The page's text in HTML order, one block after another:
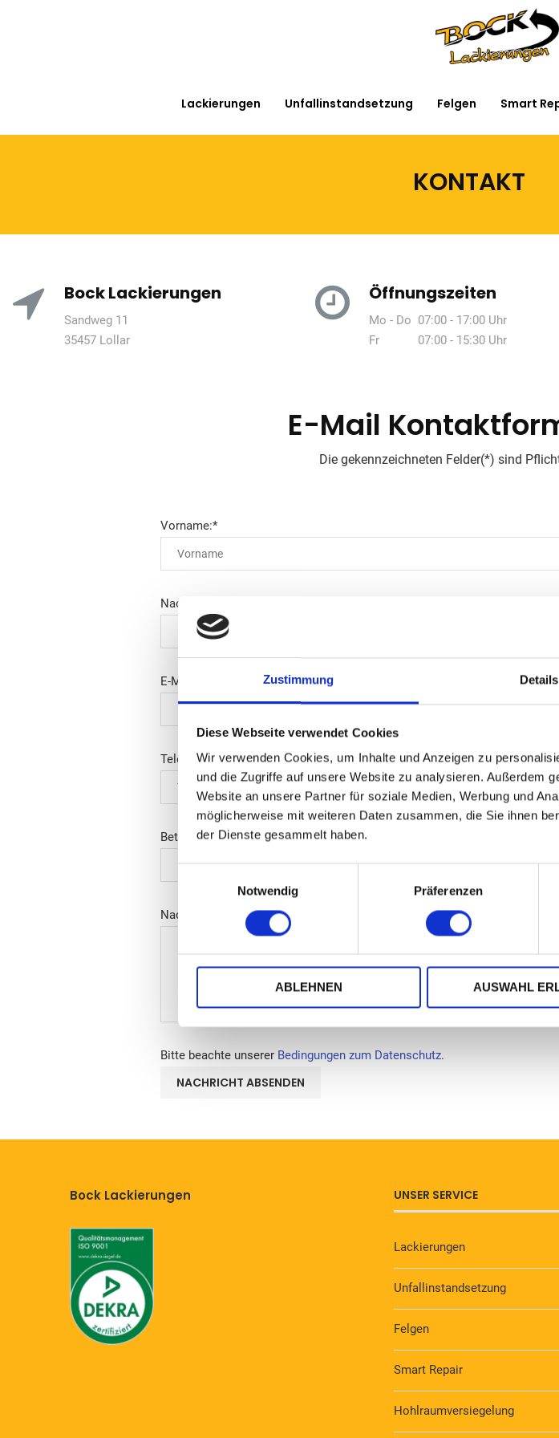
Zustimmung Details
Diese Webseite verwendet Cookies
Wir verwenden Cookies, um Inhalte und Anzeigen zu
und die Zugriffe auf unsere Website zu analysieren. Außerdem
Website an unsere Partner für soziale Medien, Werbung und
möglicherweise mit weiteren Daten zusammen, die Sie ihnen
der Dienste gesammelt haben.
Notwendig
Präferenzen
ABLEHNEN AUSWAHL
Lackierungen Unfallinstandsetzung Felgen Smart
KONTAKT
Bock Lackierungen
Sandweg 11
35457 Lollar
Öffnungszeiten
Mo - Do 07:00 - 17:00 Uhr
Fr 07:00 - 15:30 Uhr
E-Mail
Die gekennzeichneten Felder(*) sind
Vorname:*
Nachname*
E-Mail Adresse*
Telefonnummer
Betreff*
Nachricht*
Bitte beachte unserer Bedingungen zum Datenschutz.
Bock Lackierungen UNSER SERVICE
Lackierungen
Unfallinstandsetzung
Felgen
Smart Repair
Hohlraumversiegelung